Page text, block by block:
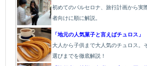
初めてのバルセロナ、旅行計画から実
者向けに順に解説。
「地元の人気菓子と言えばチュロス」
大人から子供まで大人気のチュロス。
選びまでを徹底解説！